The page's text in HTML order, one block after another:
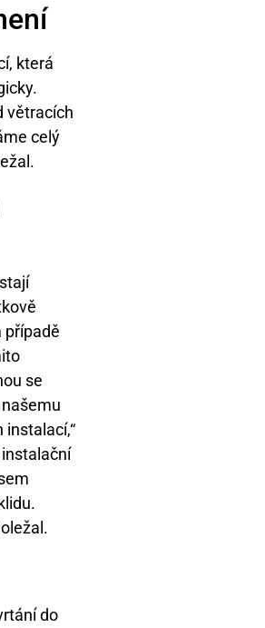
která
větracích
celý
případě
se
do